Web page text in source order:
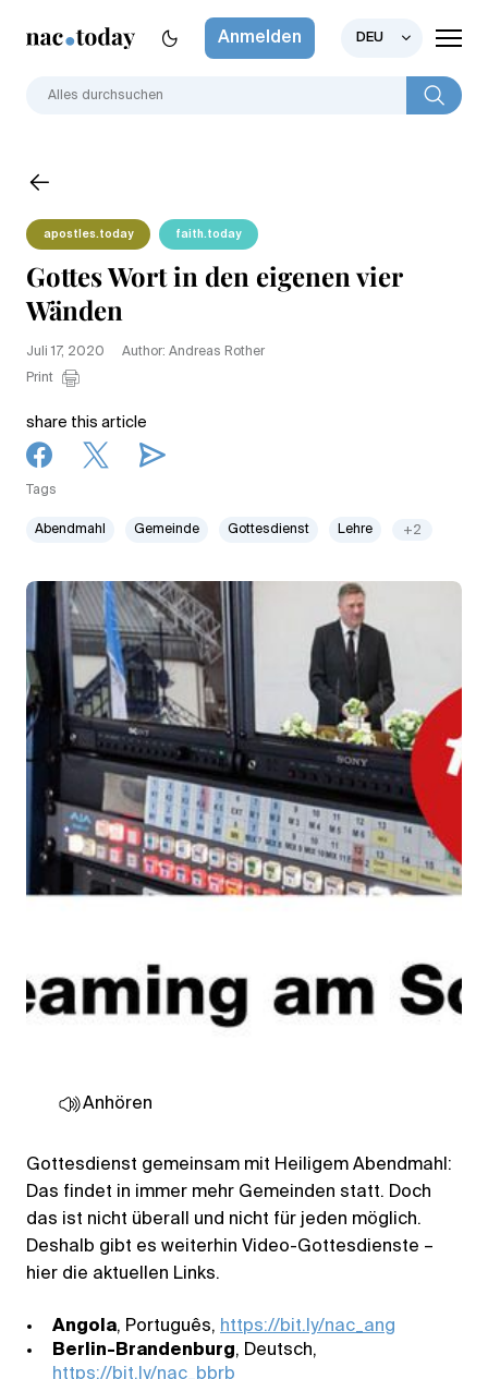
Anmelden DEU
apostles.today faith.today
Gottes Wort in den eigenen vier
Wänden
Juli 17, 2020
Author: Andreas Rother
Print
share this article
Tags
Abendmahl Gemeinde Gottesdienst Lehre +2
Anhören
Gottesdienst gemeinsam mit Heiligem Abendmahl:
Das findet in immer mehr Gemeinden statt. Doch
das ist nicht überall und nicht für jeden möglich.
Deshalb gibt es weiterhin Video-Gottesdienste –
hier die aktuellen Links.
Angola, Português, https://bit.ly/nac_ang
Berlin-Brandenburg, Deutsch,
https://bit.ly/nac_bbrb